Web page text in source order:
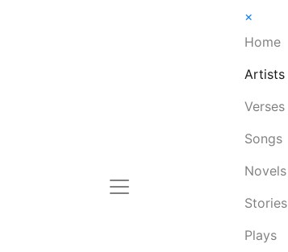
×
Home
Artists
Verses
Songs
Novels
Stories
Plays